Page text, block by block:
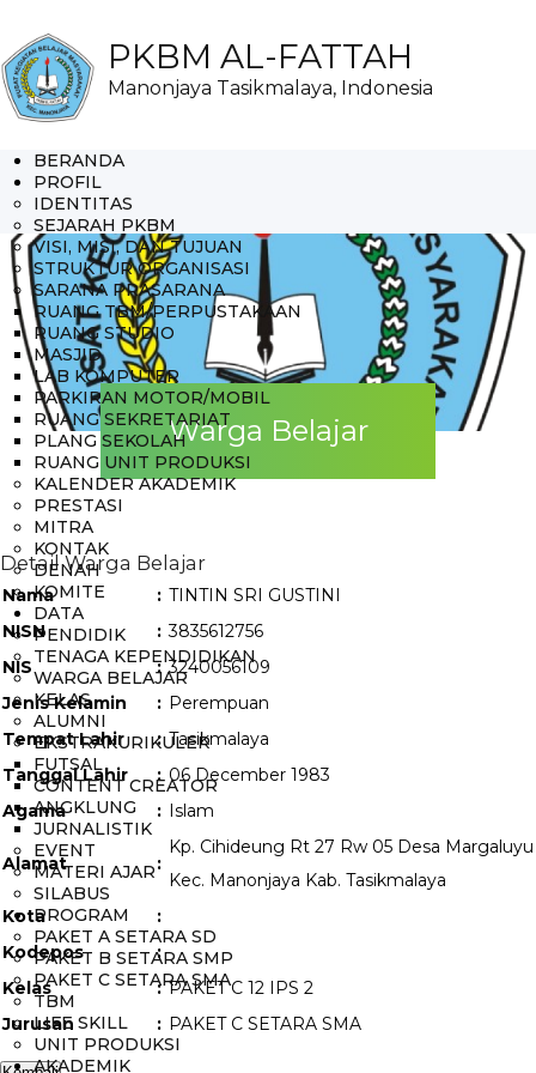
PKBM AL-FATTAH
Manonjaya Tasikmalaya, Indonesia
BERANDA
PROFIL
IDENTITAS
SEJARAH PKBM
VISI, MISI, DAN TUJUAN
STRUKTUR ORGANISASI
SARANA PRASARANA
RUANG TBM/PERPUSTAKAAN
RUANG STUDIO
MASJID
LAB KOMPUTER
PARKIRAN MOTOR/MOBIL
RUANG SEKRETARIAT
PLANG SEKOLAH
RUANG UNIT PRODUKSI
KALENDER AKADEMIK
PRESTASI
MITRA
KONTAK
DENAH
KOMITE
DATA
PENDIDIK
TENAGA KEPENDIDIKAN
WARGA BELAJAR
KELAS
ALUMNI
EKSTRAKURIKULER
FUTSAL
CONTENT CREATOR
ANGKLUNG
JURNALISTIK
EVENT
MATERI AJAR
SILABUS
PROGRAM
PAKET A SETARA SD
PAKET B SETARA SMP
PAKET C SETARA SMA
TBM
LIFE SKILL
UNIT PRODUKSI
AKADEMIK
Warga Belajar
Detail Warga Belajar
Nama : TINTIN SRI GUSTINI
NISN
: 3835612756
NIS
: 3240056109
Jenis Kelamin
: Perempuan
Tempat Lahir
: Tasikmalaya
Tanggal Lahir
: 06 December 1983
Agama
: Islam
Alamat :
Kp. Cihideung Rt 27 Rw 05 Desa Margaluyu
Kec. Manonjaya Kab. Tasikmalaya
Kota
:
Kodepos
:
Kelas
: PAKET C 12 IPS 2
Jurusan
: PAKET C SETARA SMA